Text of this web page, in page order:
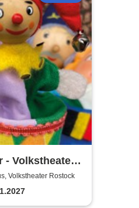
- Volkstheater
Volkstheater Rostock